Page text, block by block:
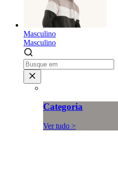
Masculino
Masculino
Categoria
Ver tudo >